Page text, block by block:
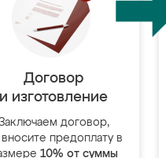
Договор
и изготовление
договор,
предоплату в
10% от суммы